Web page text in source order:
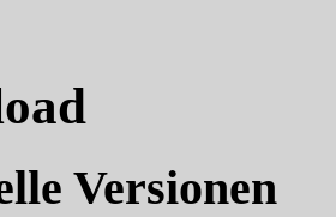
Versionen